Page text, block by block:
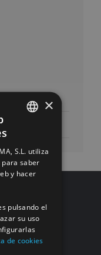
ENGLISH
FRENCH
×
S.L. utiliza
saber
y hacer
pulsando el
su uso
de cookies